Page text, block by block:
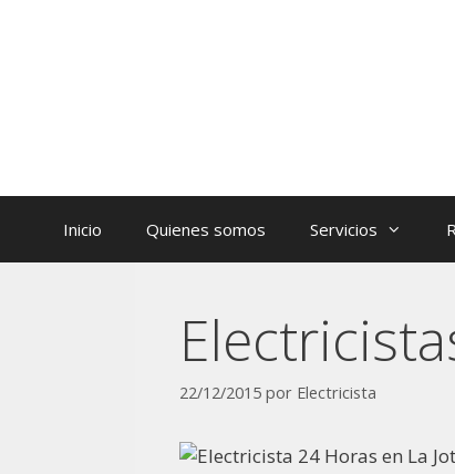
Inicio Quienes somos Servicios
22/12/2015 por Electricista